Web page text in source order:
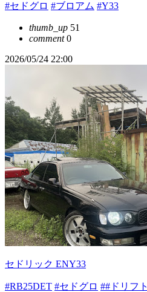
#セドグロ #ブロアム #Y33
thumb_up 51
comment0
2026/05/24 22:00
セドリック ENY33
#RB25DET #セドグロ ##ドリフト